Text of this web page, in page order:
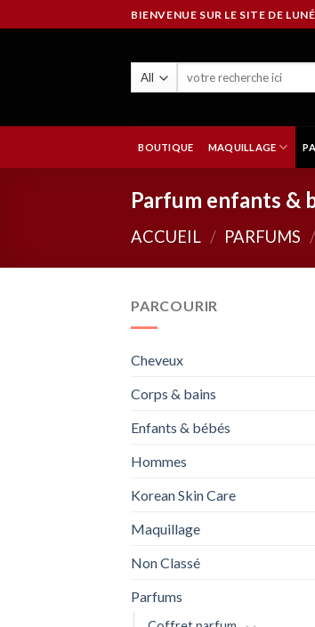
to
BIENVENUE SUR LE SITE DE
BOUTIQUE MAQUILLAGE
Parfum enfants &
ACCUEIL / PARFUMS /
PARCOURIR
Cheveux
Corps & bains
Enfants & bébés
Hommes
Korean Skin Care
Maquillage
Non Classé
Parfums